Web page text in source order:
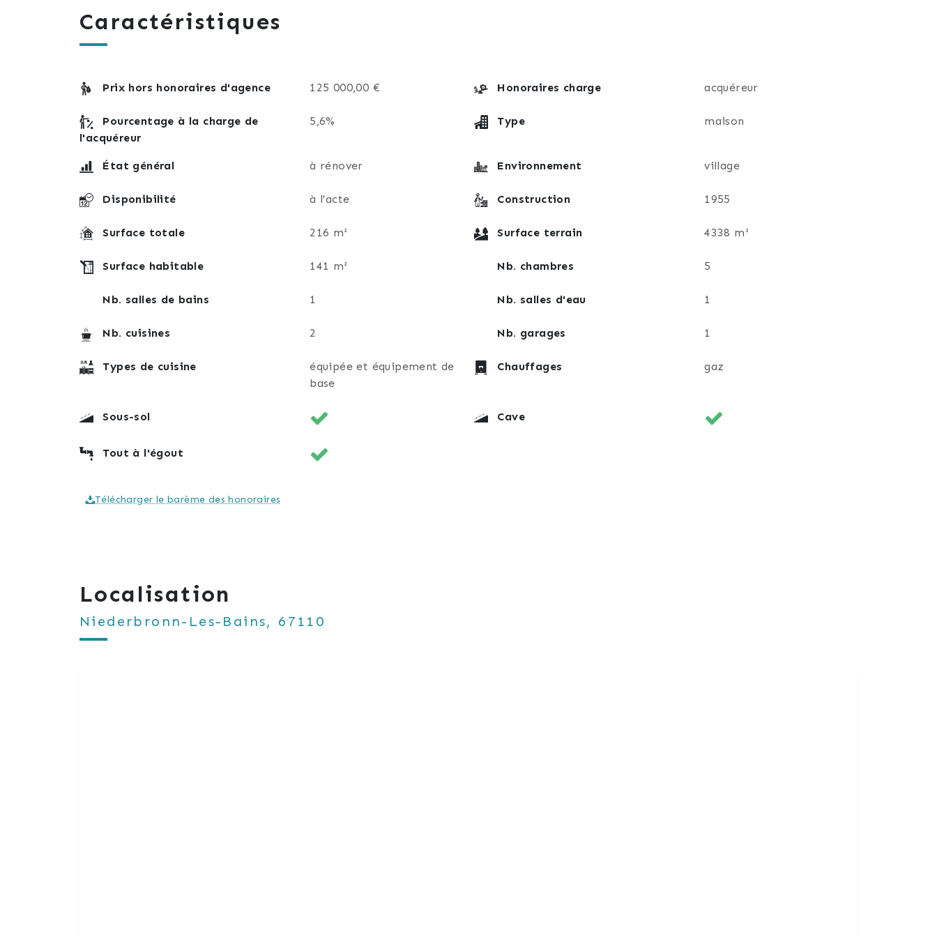
cuisines, de deux wc, d'une salle de bain au rdc et d'une salle d'eau au 1er étage.
de fenêtres simple vitrage en bois au rdc et de la fibre optique.
Pour toutes visites ou informations supplémentaires, je vous invite à me joindre par téléphone au 06 87 25 93 97.
Caractéristiques
Prix hors honoraires d'agence 125 000,00 € Honoraires charge acquéreur
Pourcentage à la charge de
l'acquéreur
5,6% Type maison
État général à rénover Environnement village
Disponibilité à l'acte Construction 1955
Surface totale 216 m² Surface terrain 4338 m²
Surface habitable 141 m² Nb. chambres 5
Nb. salles de bains 1 Nb. salles d'eau 1
Nb. cuisines 2 Nb. garages 1
Types de cuisine
équipée et équipement de
base
Chauffages gaz
Sous-sol Cave
Tout à l'égout
Télécharger le barème des honoraires
Localisation
Niederbronn-Les-Bains, 67110